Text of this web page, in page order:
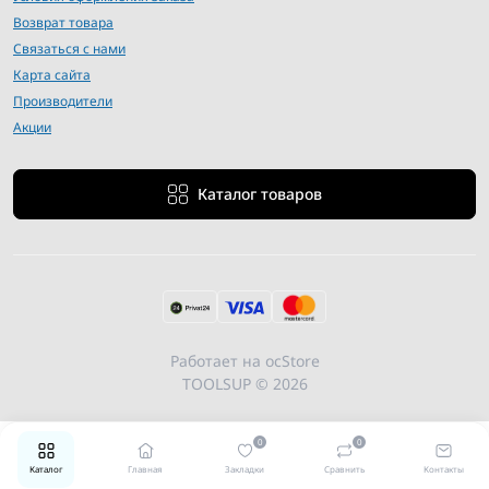
Каталог Главная Закладки
0
Сравнить
0
Контакты
Возврат товара
Связаться с нами
Карта сайта
Производители
Акции
Каталог товаров
Работает на ocStore
TOOLSUP © 2026